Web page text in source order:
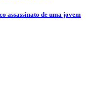
assassinato de uma jovem